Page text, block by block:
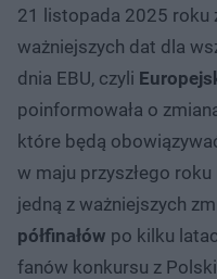
21 listopada 2025 roku
ważniejszych dat dla
dnia EBU, czyli
poinformowała o
które będą
w maju przyszłego roku
jedną z ważniejszych
półfinałów po kilku
fanów konkursu z